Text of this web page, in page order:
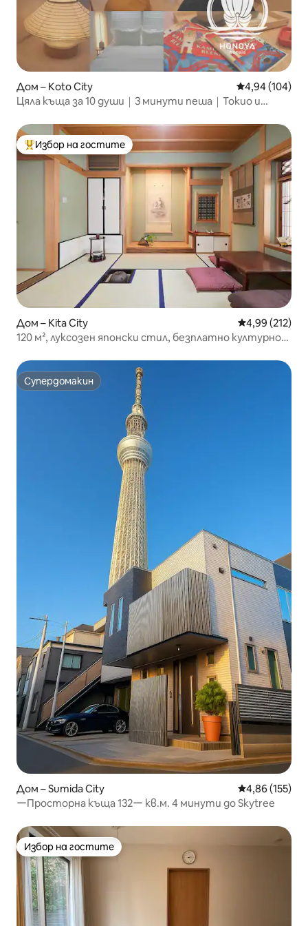
Дом – Koto City Средна
4,94 (104)
Цяла къща за 10 души｜3 минути пеша｜Токио и
Най-популярен избор на гостите
Избор на гостите
Дом – Kita City Средна
4,99 (212)
120 м², луксозен японски стил, безплатно културно
Супердомакин
Супердомакин
Дом – Sumida City Средна
4,86 (155)
ーПросторна къща 132ー кв.м. 4 минути до Skytree
Избор на гостите
Избор на гостите